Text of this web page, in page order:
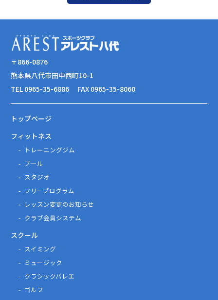
〒866-0876
熊本県八代市田中西町10-1
TEL 0965-35-6886
FAX 0965-35-8060
トップページ
フィットネス
トレーニングジム
プール
スタジオ
フリープログラム
レッスン変更のお知らせ
クラブ会員システム
スクール
スイミング
ミュージック
クラシックバレエ
ゴルフ